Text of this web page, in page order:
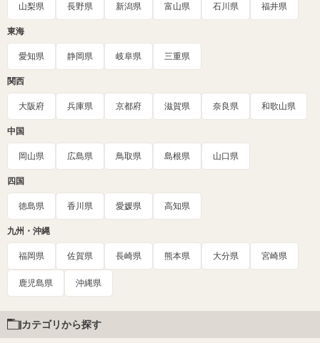
山梨県 長野県 新潟県 富山県 石川県 福井県
東海
愛知県 静岡県 岐阜県 三重県
関西
大阪府 兵庫県 京都府 滋賀県 奈良県 和歌山県
中国
岡山県 広島県 鳥取県 島根県 山口県
四国
徳島県 香川県 愛媛県 高知県
九州・沖縄
福岡県 佐賀県 長崎県 熊本県 大分県 宮崎県
鹿児島県 沖縄県
カテゴリから探す